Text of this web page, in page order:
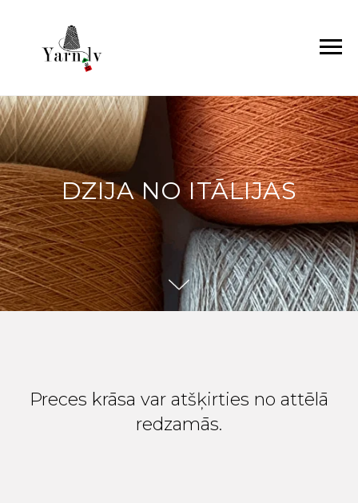
DZIJA NO ITĀLIJAS
Preces krāsa var atšķirties no attēlā
redzamās.